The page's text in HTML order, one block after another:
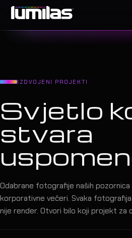
IZDVOJENI PROJEKTI
Svjetlo
stvara
Odabrane fotografije naših
korporativne večeri. Svaka
nije render. Otvori bilo koji projekt za